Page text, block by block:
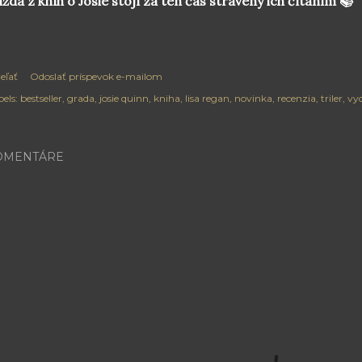
Odoslať príspevok e-mailom
bestseller grada josie quinn kniha lisa regan novinka recenzia triler